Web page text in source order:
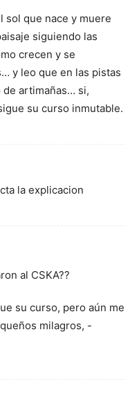
sol que nace y muere
siguiendo las
crecen y se
y leo que en las pistas
artimañas… si,
su curso inmutable.
la explicacion
al CSKA??
su curso, pero aún me
milagros, -